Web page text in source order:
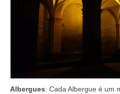
Albergues . Cada Albergue é um